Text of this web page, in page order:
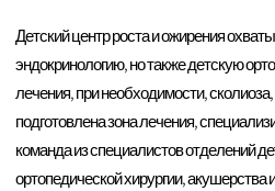
Детский центр роста и ожирения
эндокринологию, но также детскую
лечения, при необходимости,
подготовлена зона лечения,
команда из специалистов отделений
ортопедической хирургии, акушерства